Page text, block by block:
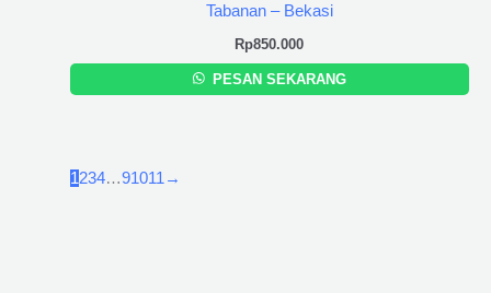
Tabanan – Bekasi
Rp850.000
PESAN SEKARANG
1 234…91011 →